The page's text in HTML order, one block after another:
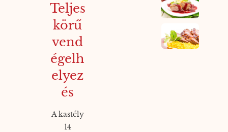
Teljes
körű
vend
égelh
elyez
és
A kastély
14